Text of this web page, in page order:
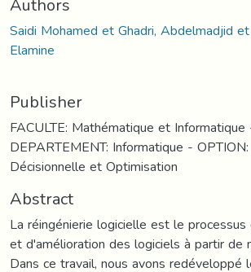
Saidi Mohamed et Ghadri, Abdelmadjid
Elamine
Publisher
FACULTE: Mathématique et Informatique
DEPARTEMENT: Informatique -
Décisionnelle et Optimisation
Abstract
La réingénierie logicielle est le
et d'amélioration des logiciels à partir de
Dans ce travail, nous avons redéveloppé